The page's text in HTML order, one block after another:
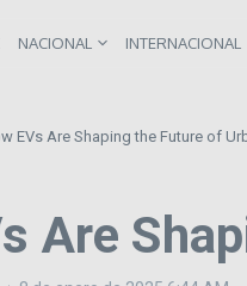
NACIONAL INTERNACIONAL
EVs Are Shaping the Future of
Are